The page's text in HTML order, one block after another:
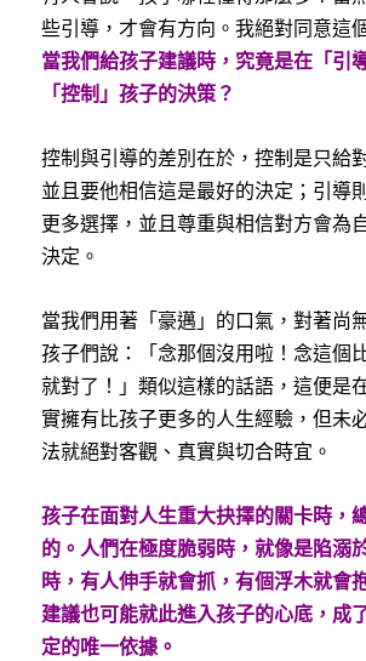
些引導，才會有方向。我絕對同意這
當我們給孩子建議時，究竟是在「引
「控制」孩子的決策？
控制與引導的差別在於，控制是只給
並且要他相信這是最好的決定；引導
更多選擇，並且尊重與相信對方會為
決定。
當我們用著「豪邁」的口氣，對著尚
孩子們說：「念那個沒用啦！念這個
就對了！」類似這樣的話語，這便是
實擁有比孩子更多的人生經驗，但未
法就絕對客觀、真實與切合時宜。
孩子在面對人生重大抉擇的關卡時，
的。人們在極度脆弱時，就像是陷溺
時，有人伸手就會抓，有個浮木就會
建議也可能就此進入孩子的心底，成
定的唯一依據。